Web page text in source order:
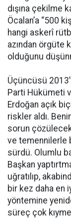
dışına çekilme
Öcalan’a “500
hangi askerî
azından örgüte
olduğunu
Üçüncüsü
Parti Hükümeti
Erdoğan açık
riskler aldı.
sorun
ve temennilerle
sürdü. Olumlu
Başkan
uğratılıp,
bir kez daha en
yöntemine
süreç çok